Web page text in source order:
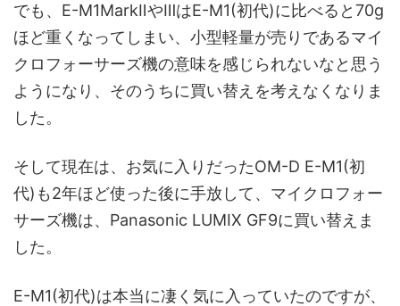
でも、E-M1MarkⅡやⅢはE-M1(初代)に比べると70g
ほど重くなってしまい、小型軽量が売りであるマイ
クロフォーサーズ機の意味を感じられないなと思う
ようになり、そのうちに買い替えを考えなくなりま
した。
そして現在は、お気に入りだったOM-D E-M1(初
代)も2年ほど使った後に手放して、マイクロフォー
サーズ機は、Panasonic LUMIX GF9に買い替えま
した。
E-M1(初代)は本当に凄く気に入っていたのですが、